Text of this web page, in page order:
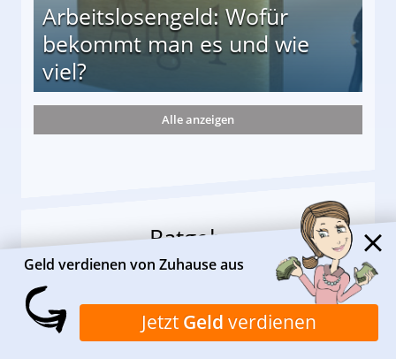
Arbeitslosengeld: Wofür
bekommt man es und wie
viel?
und wie viel?
Alle anzeigen
Ratgeber
Das interessiert unsere Leser am meisten
Geld verdienen von Zuhause aus
Jetzt Geld verdienen